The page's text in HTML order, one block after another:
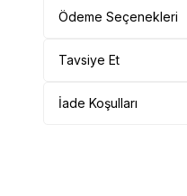
Ödeme Seçenekleri
Tavsiye Et
İade Koşulları